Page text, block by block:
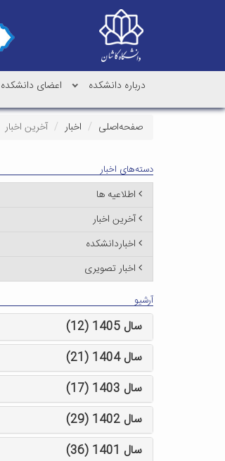
درباره دانشکده اعضای دانشکده
صفحه‌اصلی اخبار آخرین اخبار
دسته‌های اخبار
اطلاعیه ها
آخرین اخبار
اخباردانشکده
اخبار تصویری
آرشیو
سال 1405 (12)
سال 1404 (21)
سال 1403 (17)
سال 1402 (29)
سال 1401 (36)